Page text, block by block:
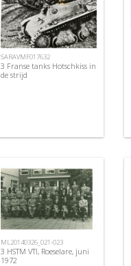
SARAVMF017632
3 Franse tanks Hotschkiss in
de strijd
ML20140326_021-023
3 HSTM VTI, Roeselare, juni
1972